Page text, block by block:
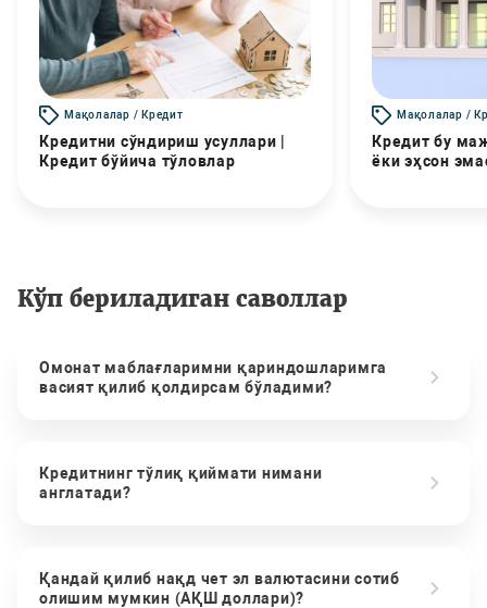
Мақолалар / Кредит
Кредитни сўндириш усуллари |
Кредит бўйича тўловлар
Мақолалар /
Кредит бу
ёки эҳсон
Кўп бериладиган саволлар
Омонат маблағларимни қариндошларимга
васият қилиб қолдирсам бўладими?
Кредитнинг тўлиқ қиймати нимани
англатади?
Қандай қилиб нақд чет эл валютасини сотиб
олишим мумкин (АҚШ доллари)?